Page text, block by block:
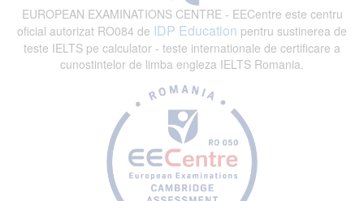
EUROPEAN EXAMINATIONS CENTRE - EECentre este centru
oficial autorizat RO084 de IDP Education pentru sustinerea de
teste IELTS pe calculator - teste internationale de certificare a
cunostintelor de limba engleza IELTS Romania.